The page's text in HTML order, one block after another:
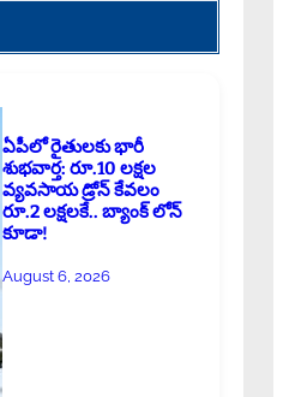
ఏపీలో రైతులకు భారీ
శుభవార్త: రూ.10 లక్షల
వ్యవసాయ డ్రోన్ కేవలం
రూ.2 లక్షలకే.. బ్యాంక్ లోన్
కూడా!
August 6, 2026